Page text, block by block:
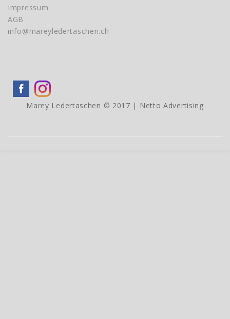
Impressum
AGB
info@mareyledertaschen.ch
Marey Ledertaschen © 2017 | Netto Advertising